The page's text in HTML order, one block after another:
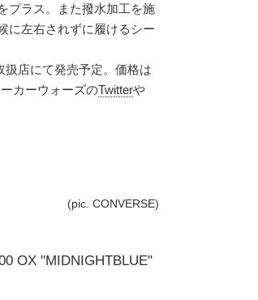
プラス。また撥水加工を施
に左右されずに履けるシー
扱店にて発売予定。価格は
カーウォーズのTwitterや
(pic. CONVERSE)
OX "MIDNIGHTBLUE"